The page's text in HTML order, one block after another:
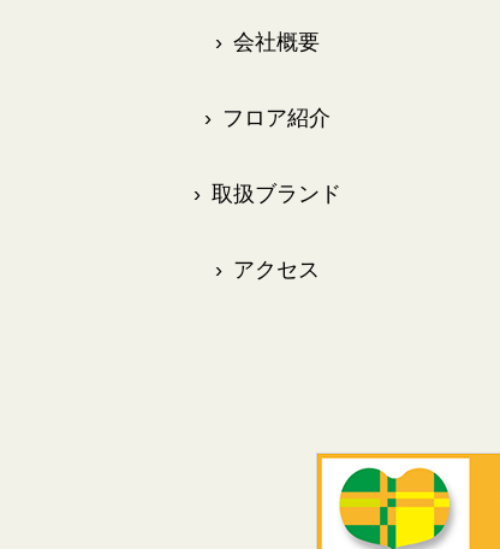
›会社概要
›フロア紹介
›取扱ブランド
›アクセス